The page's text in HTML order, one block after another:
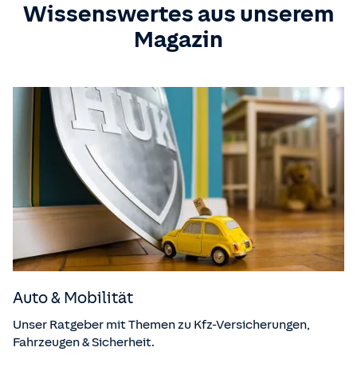
Wissenswertes aus unserem
Magazin
Auto & Mobilität
Unser Ratgeber mit Themen zu Kfz-Versicherungen,
Fahrzeugen & Sicherheit.